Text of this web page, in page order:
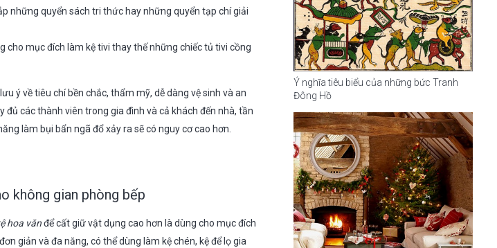
những quyển sách tri thức hay những quyển tạp chí giải
cho mục đích làm kệ tivi thay thế những chiếc tủ tivi cồng
ý về tiêu chí bền chắc, thẩm mỹ, dễ dàng vệ sinh và an
các thành viên trong gia đình và cả khách đến nhà, tần
làm bụi bẩn ngã đổ xảy ra sẽ có nguy cơ cao hơn.
không gian phòng bếp
hoa vănđể cất giữ vật dụng cao hơn là dùng cho mục đích
đơn giản và đa năng, có thể dùng làm kệ chén, kệ để lọ gia
Ý nghĩa tiêu biểu của những bức Tranh
Đông Hồ